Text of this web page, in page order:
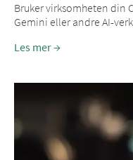
Bruker virksomheten din
Gemini eller andre AI-
Les mer